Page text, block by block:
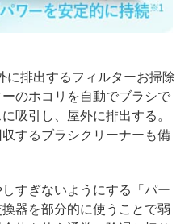
に排出するフィルターお掃除
のホコリを自動でブラシで
吸引し、屋外に排出する。
するブラシクリーナーも備
すぎないようにする「パー
器を部分的に使うことで弱